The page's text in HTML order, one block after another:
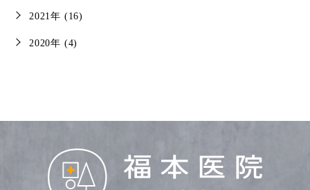
2021年 (16)
2020年 (4)